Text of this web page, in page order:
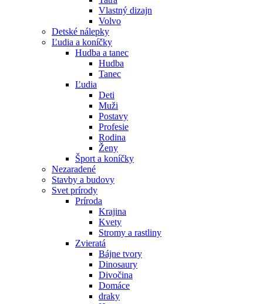
Vlastný dizajn
Volvo
Detské nálepky
Ľudia a koníčky
Hudba a tanec
Hudba
Tanec
Ľudia
Deti
Muži
Postavy
Profesie
Rodina
Ženy
Šport a koníčky
Nezaradené
Stavby a budovy
Svet prírody
Príroda
Krajina
Kvety
Stromy a rastliny
Zvieratá
Bájne tvory
Dinosaury
Divočina
Domáce
draky